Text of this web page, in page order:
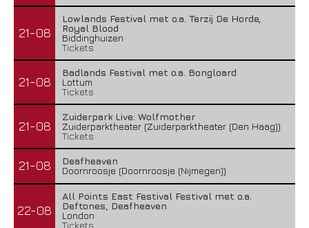
21-08
Lowlands Festival met o.a. Terzij De Horde,
Royal Blood
Biddinghuizen
Tickets
21-08
Badlands Festival met o.a. Bongloard
Lottum
Tickets
21-08
Zuiderpark Live: Wolfmother
Zuiderparktheater (Zuiderparktheater (Den Haag))
Tickets
21-08
Deafheaven
Doornroosje (Doornroosje (Nijmegen))
22-08
All Points East Festival Festival met o.a.
Deftones, Deafheaven
London
Tickets